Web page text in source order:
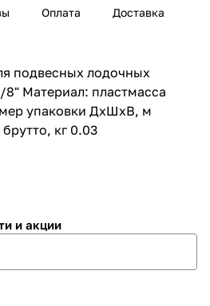
Оплата Доставка
подвесных лодочных
Материал: пластмасса
упаковки ДхШхВ, м
кг 0.03
и акции